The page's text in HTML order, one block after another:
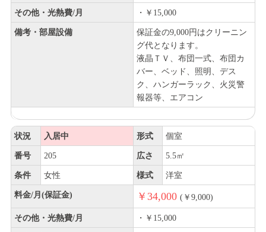
その他・光熱費/月 ・￥15,000
備考・部屋設備
保証金の9,000円はクリーニン
グ代となります。
液晶ＴＶ、布団一式、布団カ
バー、ベッド、照明、デス
ク、ハンガーラック、火災警
報器等、エアコン
状況 入居中 形式 個室
番号 205 広さ 5.5㎡
条件 女性 様式 洋室
料金/月(保証金) ￥34,000 (￥9,000)
その他・光熱費/月 ・￥15,000